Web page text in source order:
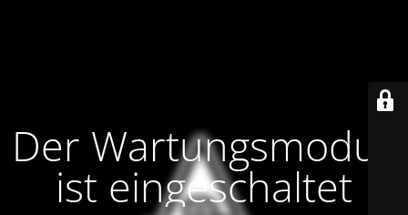
Der Wartungsmodus
ist eingeschaltet